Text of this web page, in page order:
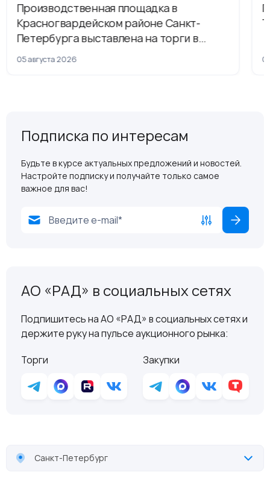
Производственная площадка в
Красногвардейском районе Санкт-
Петербурга выставлена на торги в
рамках приватизации
05 августа 2026
Подписка по интересам
Будьте в курсе актуальных предложений и новостей.
Настройте подписку и получайте только самое
важное для вас!
АО «РАД» в социальных сетях
Подпишитесь на АО «РАД» в социальных сетях и
держите руку на пульсе аукционного рынка:
Торги
Закупки
Санкт-Петербург